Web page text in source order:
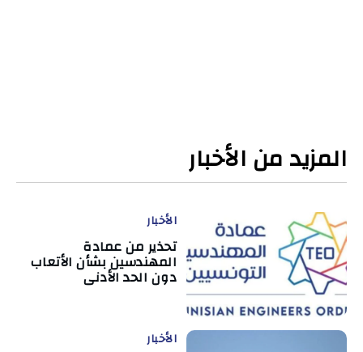
المزيد من الأخبار
الأخبار
تحذير من عمادة
المهندسين بشأن الأتعاب
دون الحد الأدنى
الأخبار